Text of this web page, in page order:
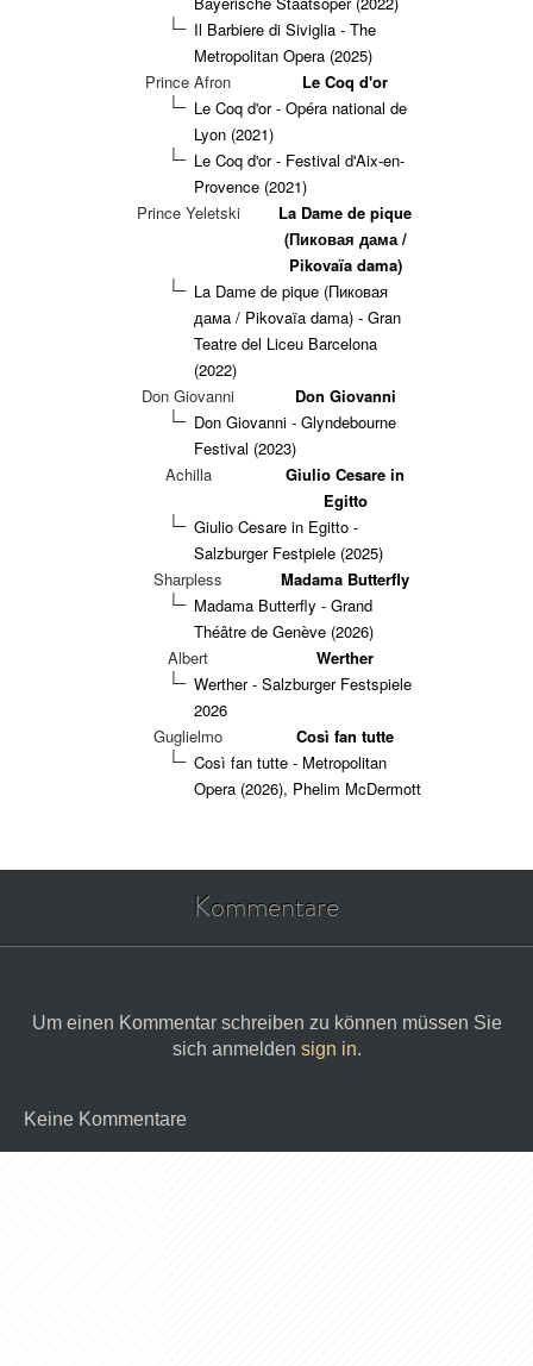
Il Barbiere di Siviglia - The
Metropolitan Opera (2025)
Prince Afron
Le Coq d'or
Le Coq d'or - Opéra national de
Lyon (2021)
Le Coq d'or - Festival d'Aix-en-
Provence (2021)
Prince Yeletski
La Dame de pique
(Пиковая дама /
Pikovaïa dama)
La Dame de pique (Пиковая
дама / Pikovaïa dama) - Gran
Teatre del Liceu Barcelona
(2022)
Don Giovanni
Don Giovanni
Don Giovanni - Glyndebourne
Festival (2023)
Achilla
Giulio Cesare in
Egitto
Giulio Cesare in Egitto -
Salzburger Festpiele (2025)
Sharpless
Madama Butterfly
Madama Butterfly - Grand
Théâtre de Genève (2026)
Albert
Werther
Werther - Salzburger Festspiele
2026
Guglielmo
Così fan tutte
Così fan tutte - Metropolitan
Opera (2026), Phelim McDermott
Kommentare
Um einen Kommentar schreiben zu können müssen Sie
sich anmelden sign in.
Keine Kommentare